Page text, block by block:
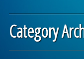
Category